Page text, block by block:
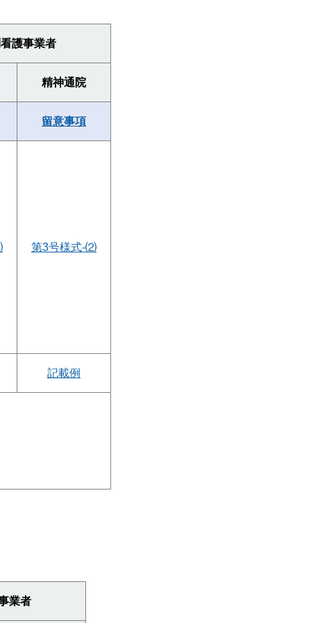
護事業者
精神通院
留意事項
第3号様式-⑵
記載例
業者